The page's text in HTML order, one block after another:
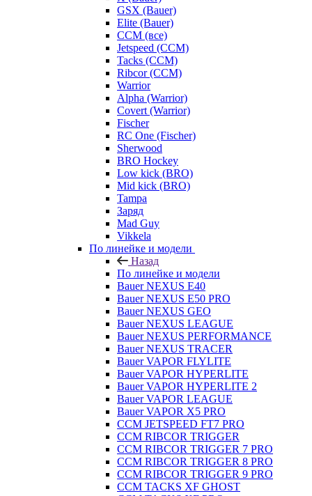
GSX (Bauer)
Elite (Bauer)
CCM (все)
Jetspeed (CCM)
Tacks (CCM)
Ribcor (CCM)
Warrior
Alpha (Warrior)
Covert (Warrior)
Fischer
RC One (Fischer)
Sherwood
BRO Hockey
Low kick (BRO)
Mid kick (BRO)
Tampa
Заряд
Mad Guy
Vikkela
По линейке и модели
Назад
По линейке и модели
Bauer NEXUS E40
Bauer NEXUS E50 PRO
Bauer NEXUS GEO
Bauer NEXUS LEAGUE
Bauer NEXUS PERFORMANCE
Bauer NEXUS TRACER
Bauer VAPOR FLYLITE
Bauer VAPOR HYPERLITE
Bauer VAPOR HYPERLITE 2
Bauer VAPOR LEAGUE
Bauer VAPOR X5 PRO
CCM JETSPEED FT7 PRO
CCM RIBCOR TRIGGER
CCM RIBCOR TRIGGER 7 PRO
CCM RIBCOR TRIGGER 8 PRO
CCM RIBCOR TRIGGER 9 PRO
CCM TACKS XF GHOST